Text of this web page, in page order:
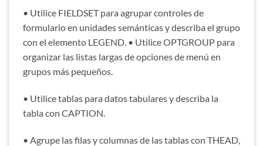
• Utilice FIELDSET para agrupar controles de
formulario en unidades semánticas y describa el grupo
con el elemento LEGEND. • Utilice OPTGROUP para
organizar las listas largas de opciones de menú en
grupos más pequeños.
• Utilice tablas para datos tabulares y describa la
tabla con CAPTION.
• Agrupe las filas y columnas de las tablas con THEAD,